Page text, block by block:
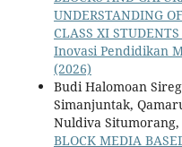
UNDERSTANDING
CLASS XI
Inovasi Pendidikan
(2026)
Budi Halomoan
Simanjuntak,
Nuldiva Situmorang,
BLOCK MEDIA